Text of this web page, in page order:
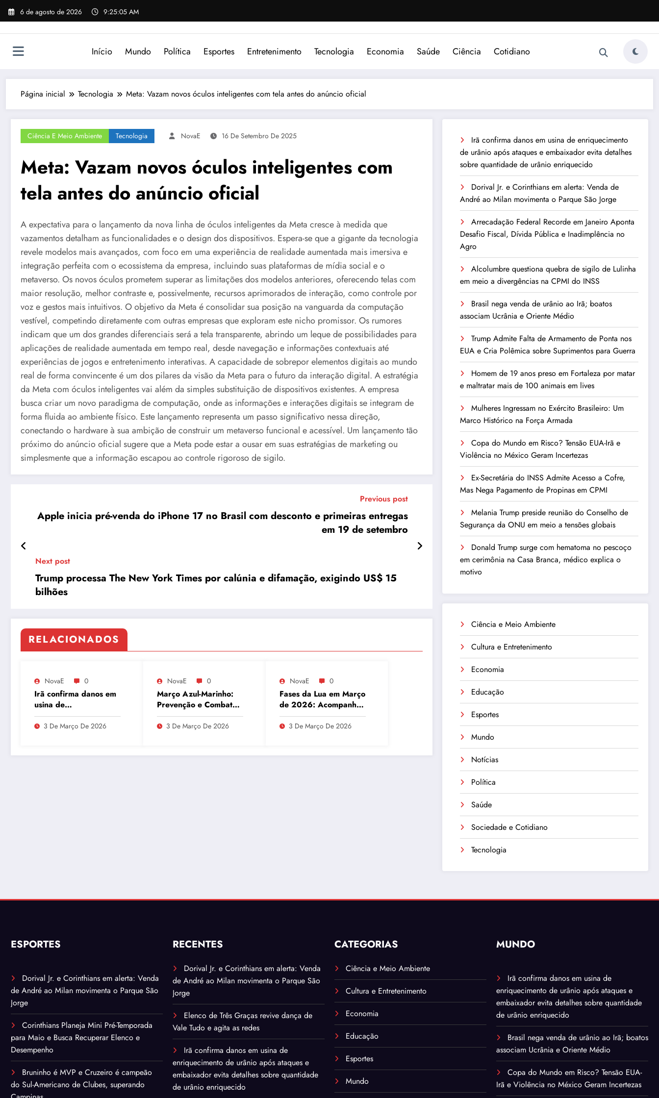
Pular
para
6 de agosto de 2026 9:25:05 AM
Início Mundo Política Esportes Entretenimento Tecnologia Economia Saúde Ciência Cotidiano
Página inicial Tecnologia Meta: Vazam novos óculos inteligentes com tela antes do anúncio oficial
Ciência E Meio Ambiente Tecnologia NovaE 16 De Setembro De 2025
Meta: Vazam novos óculos inteligentes com
tela antes do anúncio oficial
A expectativa para o lançamento da nova linha de óculos inteligentes da Meta cresce à medida que
vazamentos detalham as funcionalidades e o design dos dispositivos. Espera-se que a gigante da tecnologia
revele modelos mais avançados, com foco em uma experiência de realidade aumentada mais imersiva e
integração perfeita com o ecossistema da empresa, incluindo suas plataformas de mídia social e o
metaverso. Os novos óculos prometem superar as limitações dos modelos anteriores, oferecendo telas com
maior resolução, melhor contraste e, possivelmente, recursos aprimorados de interação, como controle por
voz e gestos mais intuitivos. O objetivo da Meta é consolidar sua posição na vanguarda da computação
vestível, competindo diretamente com outras empresas que exploram este nicho promissor. Os rumores
indicam que um dos grandes diferenciais será a tela transparente, abrindo um leque de possibilidades para
aplicações de realidade aumentada em tempo real, desde navegação e informações contextuais até
experiências de jogos e entretenimento interativas. A capacidade de sobrepor elementos digitais ao mundo
real de forma convincente é um dos pilares da visão da Meta para o futuro da interação digital. A estratégia
da Meta com óculos inteligentes vai além da simples substituição de dispositivos existentes. A empresa
busca criar um novo paradigma de computação, onde as informações e interações digitais se integram de
forma fluida ao ambiente físico. Este lançamento representa um passo significativo nessa direção,
conectando o hardware à sua ambição de construir um metaverso funcional e acessível. Um lançamento tão
próximo do anúncio oficial sugere que a Meta pode estar a ousar em suas estratégias de marketing ou
simplesmente que a informação escapou ao controle rigoroso de sigilo.
Previous post
Apple inicia pré-venda do iPhone 17 no Brasil com desconto e primeiras entregas
em 19 de setembro
Next post
Trump processa The New York Times por calúnia e difamação, exigindo US$ 15
bilhões
RELACIONADOS
NovaE 0
Irã confirma danos em
usina de
enriquecimento de
urânio após ataques e
quantidade de urânio
3 De Março De 2026
NovaE 0
Março Azul-Marinho:
Prevenção e Combate
ao Câncer Colorretal
com Atividades Físicas
3 De Março De 2026
NovaE 0
Fases da Lua em Março
de 2026: Acompanhe
o Ciclo Lunar
3 De Março De 2026
Irã confirma danos em usina de enriquecimento
de urânio após ataques e embaixador evita detalhes
sobre quantidade de urânio enriquecido
Dorival Jr. e Corinthians em alerta: Venda de
André ao Milan movimenta o Parque São Jorge
Arrecadação Federal Recorde em Janeiro Aponta
Desafio Fiscal, Dívida Pública e Inadimplência no
Agro
Alcolumbre questiona quebra de sigilo de Lulinha
em meio a divergências na CPMI do INSS
Brasil nega venda de urânio ao Irã; boatos
associam Ucrânia e Oriente Médio
Trump Admite Falta de Armamento de Ponta nos
EUA e Cria Polêmica sobre Suprimentos para Guerra
Homem de 19 anos preso em Fortaleza por matar
e maltratar mais de 100 animais em lives
Mulheres Ingressam no Exército Brasileiro: Um
Marco Histórico na Força Armada
Copa do Mundo em Risco? Tensão EUA-Irã e
Violência no México Geram Incertezas
Ex-Secretária do INSS Admite Acesso a Cofre,
Mas Nega Pagamento de Propinas em CPMI
Melania Trump preside reunião do Conselho de
Segurança da ONU em meio a tensões globais
Donald Trump surge com hematoma no pescoço
em cerimônia na Casa Branca, médico explica o
motivo
Ciência e Meio Ambiente
Cultura e Entretenimento
Economia
Educação
Esportes
Mundo
Notícias
Política
Saúde
Sociedade e Cotidiano
Tecnologia
ESPORTES
Dorival Jr. e Corinthians em alerta: Venda
de André ao Milan movimenta o Parque São
Jorge
Corinthians Planeja Mini Pré-Temporada
para Maio e Busca Recuperar Elenco e
Desempenho
Bruninho é MVP e Cruzeiro é campeão
do Sul-Americano de Clubes, superando
RECENTES
Dorival Jr. e Corinthians em alerta: Venda
de André ao Milan movimenta o Parque São
Jorge
Elenco de Três Graças revive dança de
Vale Tudo e agita as redes
Irã confirma danos em usina de
enriquecimento de urânio após ataques e
embaixador evita detalhes sobre quantidade
de urânio enriquecido
CATEGORIAS
Ciência e Meio Ambiente
Cultura e Entretenimento
Economia
Educação
Esportes
Mundo
MUNDO
Irã confirma danos em usina de
enriquecimento de urânio após ataques e
embaixador evita detalhes sobre quantidade
de urânio enriquecido
Brasil nega venda de urânio ao Irã; boatos
associam Ucrânia e Oriente Médio
Copa do Mundo em Risco? Tensão EUA-
Irã e Violência no México Geram Incertezas